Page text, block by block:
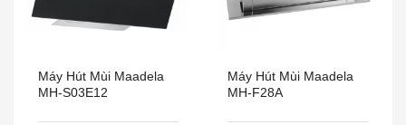
Máy Hút Mùi Maadela
MH-S03E12
Máy Hút Mùi Maadela
MH-F28A